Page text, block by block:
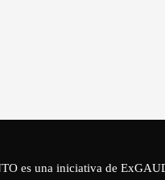
es una iniciativa de